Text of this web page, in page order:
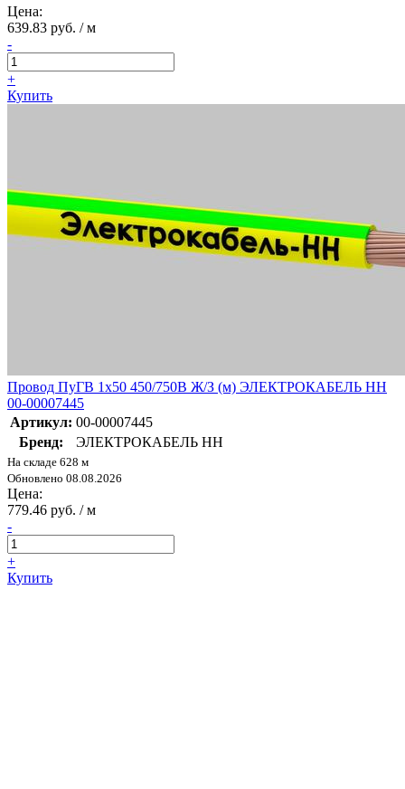
Цена:
639.83 руб. / м
-
+
Купить
Провод ПуГВ 1х50 450/750В Ж/З (м) ЭЛЕКТРОКАБЕЛЬ НН
00-00007445
Артикул: 00-00007445
Бренд:
ЭЛЕКТРОКАБЕЛЬ НН
На складе 628 м
Обновлено 08.08.2026
Цена:
779.46 руб. / м
-
+
Купить